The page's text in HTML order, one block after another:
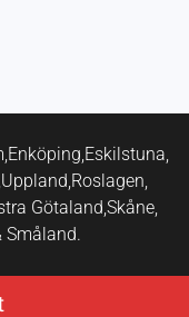
Enköping, Eskilstuna,
Uppland, Roslagen,
Götaland, Skåne,